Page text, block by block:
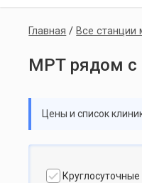
Главная / Все станции
МРТ рядом с
Цены и список
Круглосуточные